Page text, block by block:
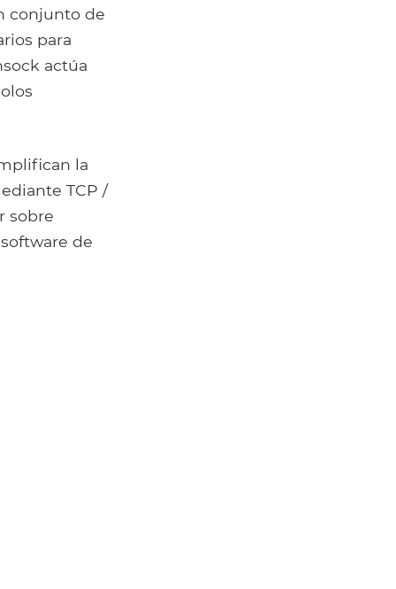
conjunto de
para
actúa
la
TCP /
sobre
de